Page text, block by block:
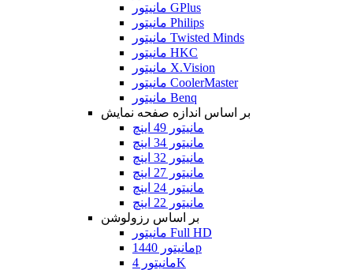
مانیتور GPlus
مانیتور Philips
مانیتور Twisted Minds
مانیتور HKC
مانیتور X.Vision
مانیتور CoolerMaster
مانیتور Benq
بر اساس اندازه صفحه نمایش
مانیتور 49 اینچ
مانیتور 34 اینچ
مانیتور 32 اینچ
مانیتور 27 اینچ
مانیتور 24 اینچ
مانیتور 22 اینچ
بر اساس رزولوشن
مانیتور Full HD
مانیتور 1440p
مانیتور 4K